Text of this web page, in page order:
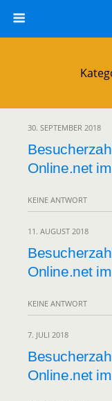
30. SEPTEMBER 2018
Online.net
KEINE ANTWORT
11. AUGUST 2018
Online.net
KEINE ANTWORT
7. JULI 2018
Online.net